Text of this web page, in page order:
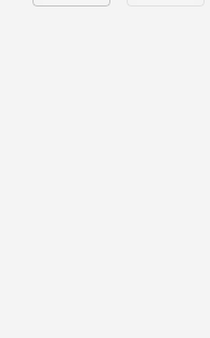
Bild 1 in